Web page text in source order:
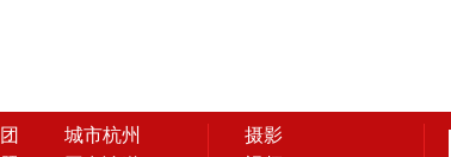
城市杭州
摄影